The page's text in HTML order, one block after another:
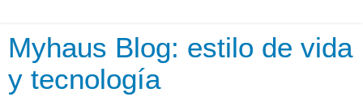
Myhaus Blog: estilo de vida
y tecnología